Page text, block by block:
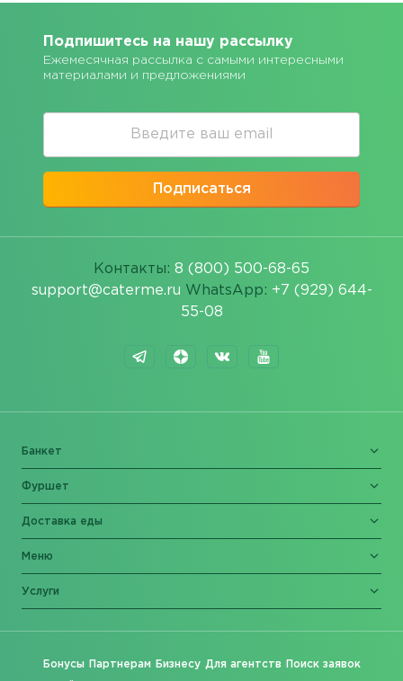
Подпишитесь на нашу рассылку
Ежемесячная рассылка с самыми интересными
материалами и предложениями
Подписаться
Контакты: 8 (800) 500-68-65
support@caterme.ru WhatsApp: +7 (929) 644-
55-08
Банкет
Фуршет
Доставка еды
Меню
Услуги
Бонусы Партнерам Бизнесу Для агентств Поиск заявок